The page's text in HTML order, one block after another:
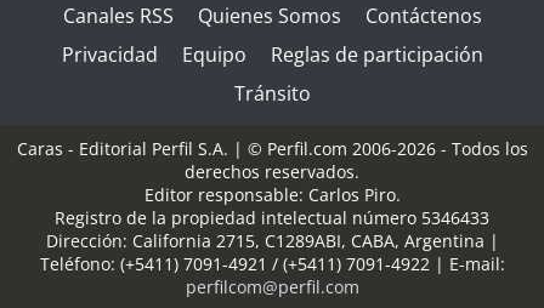
Canales RSS Quienes Somos
Contáctenos
Privacidad
Equipo
Reglas de participación
Tránsito
Caras - Editorial Perfil S.A. | © Perfil.com 2006-2026 - Todos los
derechos reservados.
Editor responsable: Carlos Piro.
Registro de la propiedad intelectual número 5346433
Dirección: California 2715, C1289ABI, CABA, Argentina |
Teléfono: (+5411) 7091-4921 / (+5411) 7091-4922| E-mail:
perfilcom@perfil.com